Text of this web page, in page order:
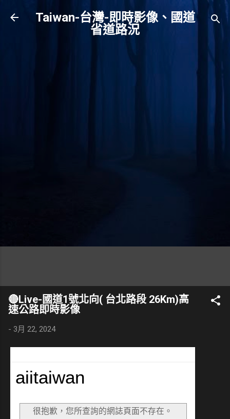
跳到主要內容
Taiwan-台灣-即時影像、國道
省道路況
🔴Live-國道1號北向( 台北路段 26Km)高
速公路即時影像
- 3月 22, 2024